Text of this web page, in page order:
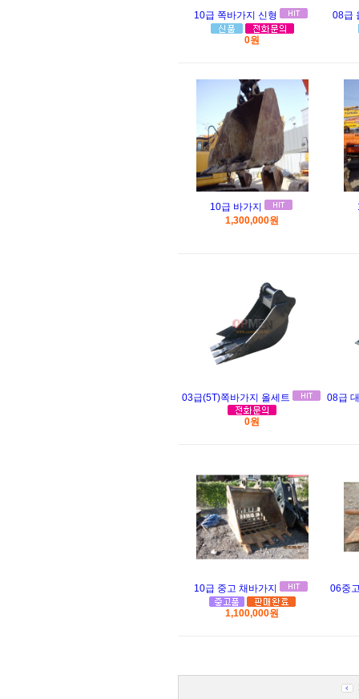
10급 쪽바가지 신형
0원
08급
10급 바가지
1,300,000원
03급(5T)쪽바가지 올세트
0원
08급
10급 중고 채바가지
1,100,000원
06중